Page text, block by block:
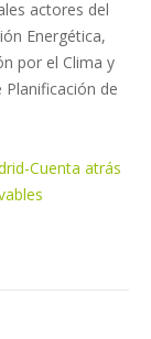
actores del
Energética,
por el Clima y
Planificación de
Cuenta atrás